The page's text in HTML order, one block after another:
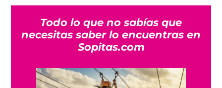
Todo lo que no sabías que
necesitas saber lo encuentras en
Sopitas.com